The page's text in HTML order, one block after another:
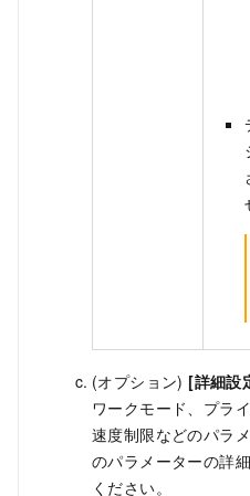
(オプション) [詳細設
ワークモード、プラ
速度制限などのパラ
のパラメーターの詳
ください。